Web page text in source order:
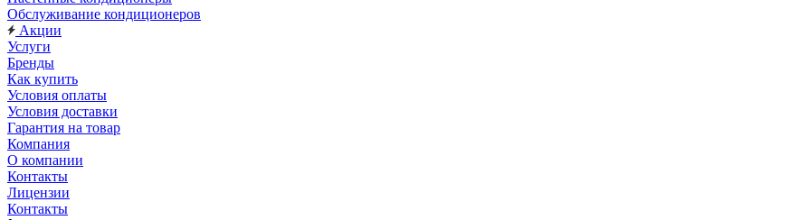
Обслуживание кондиционеров
Акции
Услуги
Бренды
Как купить
Условия оплаты
Условия доставки
Гарантия на товар
Компания
О компании
Контакты
Лицензии
Контакты